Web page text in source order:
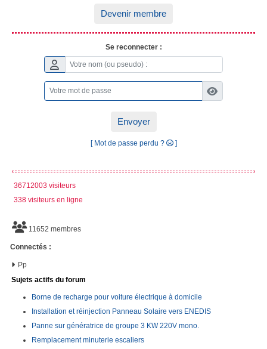
Devenir membre
Se reconnecter :
Envoyer
[ Mot de passe perdu ? ]
36712003 visiteurs
338 visiteurs en ligne
11652 membres
Connectés :
Pp
Sujets actifs du forum
Borne de recharge pour voiture électrique à domicile
Installation et réinjection Panneau Solaire vers ENEDIS
Panne sur génératrice de groupe 3 KW 220V mono.
Remplacement minuterie escaliers